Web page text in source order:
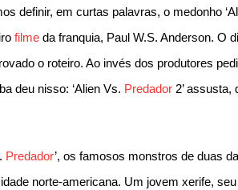
definir, em curtas palavras, o medonho
filme da franquia, Paul W.S. Anderson. O
o roteiro. Ao invés dos produtores
deu nisso: ‘Alien Vs. Predador 2’ assusta,
Predador’, os famosos monstros de duas
norte-americana. Um jovem xerife,